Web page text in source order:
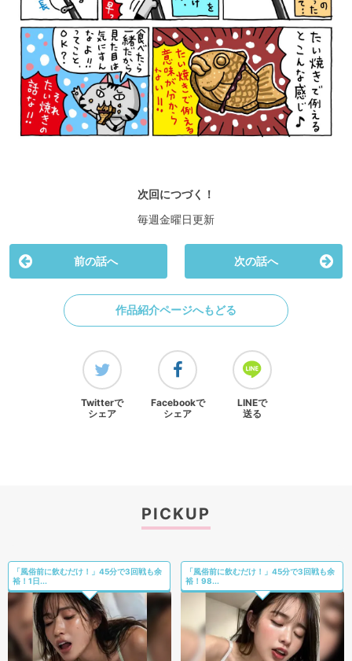
次回につづく！
毎週金曜日更新
前の話へ 次の話へ
作品紹介ページへもどる
Twitterで
シェア
Facebookで
シェア
LINEで
送る
PICKUP
「風俗前に飲むだけ！」45分で3回戦も余
裕！1日...
「風俗前に飲むだけ！」45分で3回戦も余
裕！98...